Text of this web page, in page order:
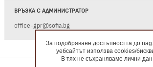
ВРЪЗКА С АДМИНИСТРАТОР
office-gpr@sofia.bg
За подобряване достъпността до
уебсайтът използва cookies/
В тях не съхраняваме лични